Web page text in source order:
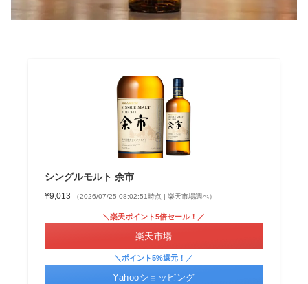
シングルモルト 余市
¥9,013 （2026/07/25 08:02:51時点 | 楽天市場調べ）
＼楽天ポイント5倍セール！／
楽天市場
＼ポイント5%還元！／
Yahooショッピング